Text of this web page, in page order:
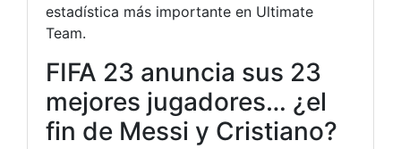
estadística más importante en Ultimate
Team.
FIFA 23 anuncia sus 23
mejores jugadores… ¿el
fin de Messi y Cristiano?